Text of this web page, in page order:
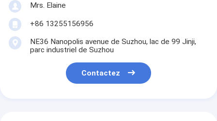
Mrs. Elaine
+86 13255156956
NE36 Nanopolis avenue de Suzhou, lac de 99 Jinji,
parc industriel de Suzhou
Contactez